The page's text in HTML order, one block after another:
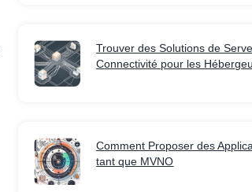
Trouver des Solutions de
Connectivité pour les
Comment Proposer des
tant que MVNO